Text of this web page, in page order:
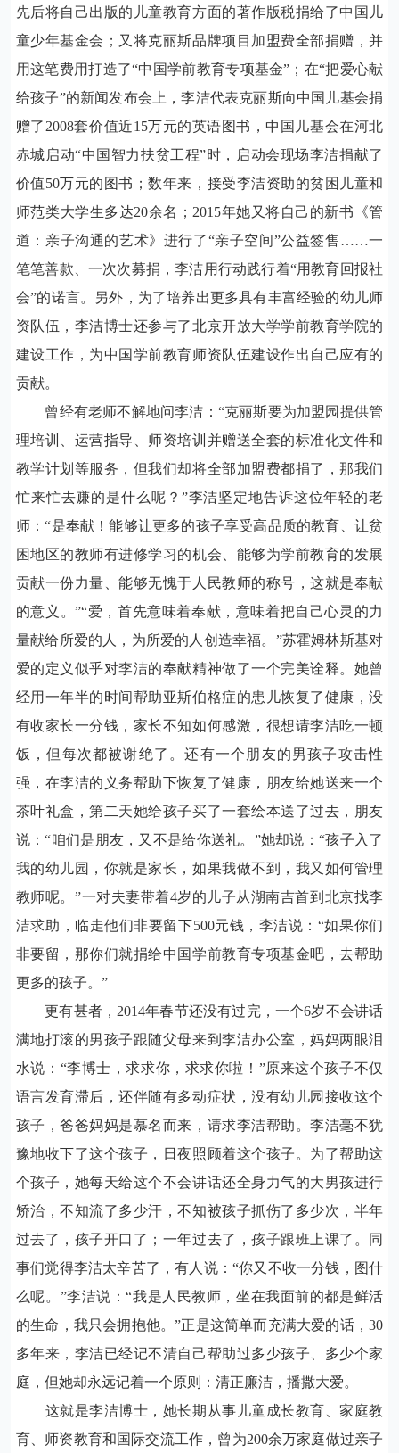
先后将自己出版的儿童教育方面的著作版税捐给了中国儿
童少年基金会；又将克丽斯品牌项目加盟费全部捐赠，并
用这笔费用打造了“中国学前教育专项基金”；在“把爱心献
给孩子”的新闻发布会上，李洁代表克丽斯向中国儿基会捐
赠了 2008套价值近15万元的英语图书，中国儿基会在河北
赤城启动“中国智力扶贫工程”时，启动会现场李洁捐献了
价值50万元的图书；数年来，接受李洁资助的贫困儿童和
师范类大学生多达20余名； 2015年她又将自己的新书《管
道：亲子沟通的艺术》进行了“亲子空间”公益签售……一
笔笔善款、一次次募捐，李洁用行动践行着“用教育回报社
会”的诺言。另外，为了培养出更多具有丰富经验的幼儿师
资队伍，李洁博士还参与了北京开放大学学前教育学院的
建设工作，为中国学前教育师资队伍建设作出自己应有的
贡献。
曾经有老师不解地问李洁：“克丽斯要为加盟园提供管
理培训、运营指导、师资培训并赠送全套的标准化文件和
教学计划等服务，但我们却将全部加盟费都捐了，那我们
忙来忙去赚的是什么呢？”李洁坚定地告诉这位年轻的老
师：“是奉献！能够让更多的孩子享受高品质的教育、让贫
困地区的教师有进修学习的机会、能够为学前教育的发展
贡献一份力量、能够无愧于人民教师的称号，这就是奉献
的意义。”“爱，首先意味着奉献，意味着把自己心灵的力
量献给所爱的人，为所爱的人创造幸福。”苏霍姆林斯基对
爱的定义似乎对李洁的奉献精神做了一个完美诠释。她曾
经用一年半的时间帮助亚斯伯格症的患儿恢复了健康，没
有收家长一分钱，家长不知如何感激，很想请李洁吃一顿
饭，但每次都被谢绝了。还有一个朋友的男孩子攻击性
强，在李洁的义务帮助下恢复了健康，朋友给她送来一个
茶叶礼盒，第二天她给孩子买了一套绘本送了过去，朋友
说：“咱们是朋友，又不是给你送礼。”她却说：“孩子入了
我的幼儿园，你就是家长，如果我做不到，我又如何管理
教师呢。”一对夫妻带着4岁的儿子从湖南吉首到北京找李
洁求助，临走他们非要留下500元钱，李洁说：“如果你们
非要留，那你们就捐给中国学前教育专项基金吧，去帮助
更多的孩子。”
更有甚者， 2014年春节还没有过完，一个6岁不会讲话
满地打滚的男孩子跟随父母来到李洁办公室，妈妈两眼泪
水说：“李博士，求求你，求求你啦！”原来这个孩子不仅
语言发育滞后，还伴随有多动症状，没有幼儿园接收这个
孩子，爸爸妈妈是慕名而来，请求李洁帮助。李洁毫不犹
豫地收下了这个孩子，日夜照顾着这个孩子。为了帮助这
个孩子，她每天给这个不会讲话还全身力气的大男孩进行
矫治，不知流了多少汗，不知被孩子抓伤了多少次，半年
过去了，孩子开口了；一年过去了，孩子跟班上课了。同
事们觉得李洁太辛苦了，有人说：“你又不收一分钱，图什
么呢。”李洁说：“我是人民教师，坐在我面前的都是鲜活
的生命，我只会拥抱他。”正是这简单而充满大爱的话，30
多年来，李洁已经记不清自己帮助过多少孩子、多少个家
庭，但她却永远记着一个原则：清正廉洁，播撒大爱。
这就是李洁博士，她长期从事儿童成长教育、家庭教
育、师资教育和国际交流工作，曾为200余万家庭做过亲子